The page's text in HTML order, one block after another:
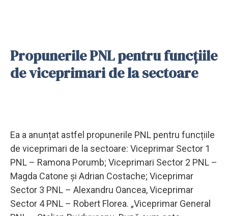
Propunerile PNL pentru funcțiile
de viceprimari de la sectoare
Ea a anunțat astfel propunerile PNL pentru funcțiile
de viceprimari de la sectoare: Viceprimar Sector 1
PNL – Ramona Porumb; Viceprimari Sector 2 PNL –
Magda Catone și Adrian Costache; Viceprimar
Sector 3 PNL – Alexandru Oancea, Viceprimar
Sector 4 PNL – Robert Florea. „Viceprimar General